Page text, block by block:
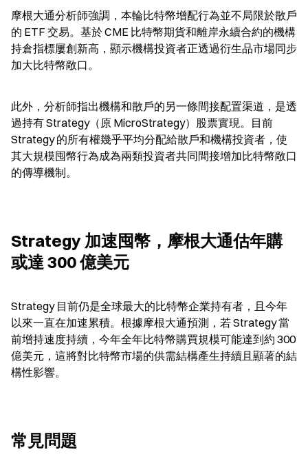
摩根大通分析師強調，本輪比特幣增配行為並不局限於散戶
的 ETF 交易。基於 CME 比特幣期貨和離岸永續合約的機構
持倉指標屢創新高，顯示機構投資者正透過衍生品市場同步
加大比特幣敞口。
此外，分析師指出機構和散戶的另一條間接配置渠道，是透
過持有 Strategy（原 MicroStrategy）股票實現。目前
Strategy 的所有權幾乎平均分配給散戶和機構投資者，使
其大規模囤幣行為成為兩類投資者共同間接增加比特幣敞口
的傳導機制。
Strategy 加速囤幣，摩根大通估年購
或達 300 億美元
Strategy 目前仍是全球最大的比特幣企業持有者，且今年
以來一直在加速累積。根據摩根大通預測，若 Strategy 當
前增持速度持續，今年全年比特幣購買規模可能達到約 300
億美元，這將對比特幣市場的供需結構產生持續且顯著的結
構性影響。
常見問題